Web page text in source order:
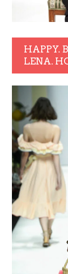
HAPPY.
LENA.